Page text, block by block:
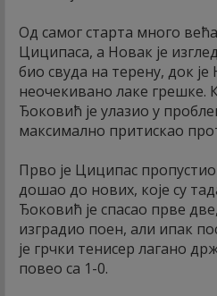
Од самог старта много
Циципаса, а Новак је
био свуда на терену, док
неочекивано лаке грешке.
Ђоковић је улазио у
максимално притискао
Прво је Циципас пропустио
дошао до нових, које су
Ђоковић је спасао прве
изградио поен, али ипак
је грчки тенисер лагано
повео са 1-0.